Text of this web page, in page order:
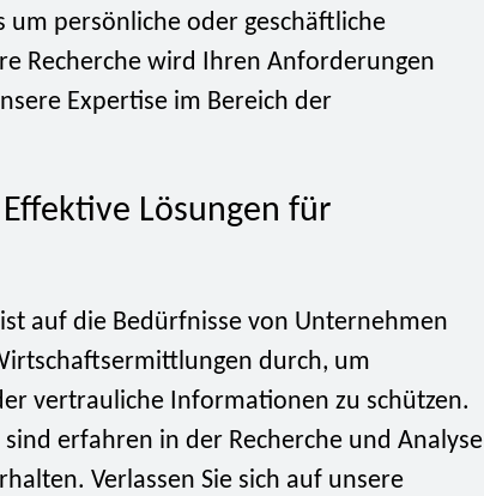
um persönliche oder geschäftliche
Recherche wird Ihren Anforderungen
Expertise im Bereich der
Lösungen für
auf die Bedürfnisse von Unternehmen
durch, um
vertrauliche Informationen zu schützen.
erfahren in der Recherche und Analyse
Verlassen Sie sich auf unsere